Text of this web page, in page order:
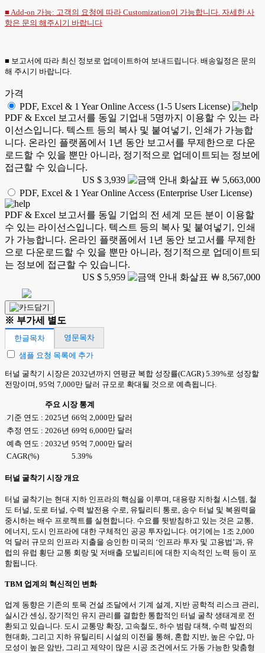
■ Add-on 가능: 고객의 요청에 따라 Customization이 가능합니다. 자세한 사
항은 문의 해주시기 바랍니다
■ 보고서에 따라 최신 정보로 업데이트하여 보내드립니다. 배송일정은 문의
해 주시기 바랍니다.
가격
PDF, Excel & 1 Year Online Access (1-5 Users License)
PDF & Excel 보고서를 동일 기업내 5명까지 이용할 수 있는 라
이선스입니다. 텍스트 등의 복사 및 붙여넣기, 인쇄가 가능합
니다. 온라인 플랫폼에서 1년 동안 보고서를 무제한으로 다운
로드할 수 있을 뿐만 아니라, 정기적으로 업데이트되는 정보에
접근할 수 있습니다.
US $ 3,939
￦ 5,663,000
PDF, Excel & 1 Year Online Access (Enterprise User License)
PDF & Excel 보고서를 동일 기업의 전 세계 모든 분이 이용할
수 있는 라이선스입니다. 텍스트 등의 복사 및 붙여넣기, 인쇄
가 가능합니다. 온라인 플랫폼에서 1년 동안 보고서를 무제한
으로 다운로드할 수 있을 뿐만 아니라, 정기적으로 업데이트되
는 정보에 접근할 수 있습니다.
US $ 5,959
￦ 8,567,000
※ 부가세 별도
한글목차
영문목차
샘플 요청 목록에 추가
터널 굴착기 시장은 2032년까지 연평균 복합 성장률(CAGR) 5.39%로 성장할
전망이며, 95억 7,000만 달러 규모로 확대될 것으로 예측됩니다.
주요 시장 통계
기준 연도 : 2025년 66억 2,000만 달러
추정 연도 : 2026년 69억 6,000만 달러
예측 연도 : 2032년 95억 7,000만 달러
CAGR(%)
5.39%
터널 굴착기 시장 개요
터널 굴착기는 현대 지하 인프라의 핵심을 이루며, 대용량 지하철 시스템, 철
도 터널, 도로 터널, 수력 발전용 수로, 유틸리티 통로, 송수 터널 및 복원력을
중시하는 배수 프로젝트를 실현합니다. 수요를 뒷받침하고 있는 것은 교통,
에너지, 도시 인프라에 대한 구체적인 공공 투자입니다. 여기에는 1조 2,000
억 달러 규모의 인프라 지출을 승인한 미국의 ‘인프라 투자 및 고용법’과, 유
럽의 유럽 횡단 교통 회랑 및 저배출 모빌리티에 대한 지속적인 노력 등이 포
함됩니다.
TBM 업계의 혁신적인 변화
업계 동향은 기존의 토목 건설 조달에서 기계 설계, 지반 공학적 리스크 관리,
실시간 센싱, 장기적인 유지 관리를 결합한 통합적인 터널 굴착 생태계로 전
환되고 있습니다. 도시 교통망 확장, 고속철도, 하수 범람 대책, 수력 발전의
현대화, 그리고 지하 유틸리티 시설의 이전을 통해, 혼합 지반, 높은 수압, 마
모성이 높은 암반, 그리고 제약이 많은 시공 조건에서도 가동 가능한 맞춤형